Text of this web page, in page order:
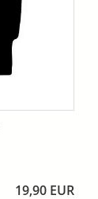
19,90 EUR